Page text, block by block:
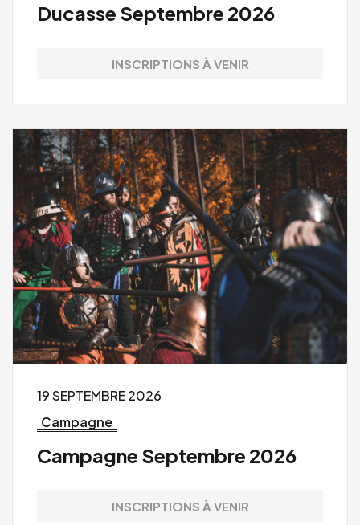
Ducasse Septembre 2026
INSCRIPTIONS À VENIR
19 SEPTEMBRE 2026
Campagne
Campagne Septembre 2026
INSCRIPTIONS À VENIR